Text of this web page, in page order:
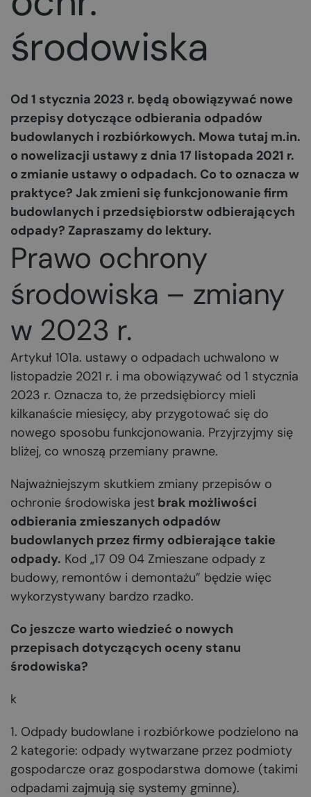
środowiska
Od 1 stycznia 2023 r. będą obowiązywać nowe
przepisy dotyczące odbierania odpadów
budowlanych i rozbiórkowych. Mowa tutaj m.in.
o nowelizacji ustawy z dnia 17 listopada 2021 r.
o zmianie ustawy o odpadach. Co to oznacza w
praktyce? Jak zmieni się funkcjonowanie firm
budowlanych i przedsiębiorstw odbierających
odpady? Zapraszamy do lektury.
Prawo ochrony
środowiska – zmiany
w 2023 r.
Artykuł 101a. ustawy o odpadach uchwalono w
listopadzie 2021 r. i ma obowiązywać od 1 stycznia
2023 r. Oznacza to, że przedsiębiorcy mieli
kilkanaście miesięcy, aby przygotować się do
nowego sposobu funkcjonowania. Przyjrzyjmy się
bliżej, co wnoszą przemiany prawne.
Najważniejszym skutkiem zmiany przepisów o
ochronie środowiska jest brak możliwości
odbierania zmieszanych odpadów
budowlanych przez firmy odbierające takie
odpady. Kod „17 09 04 Zmieszane odpady z
budowy, remontów i demontażu” będzie więc
wykorzystywany bardzo rzadko.
Co jeszcze warto wiedzieć o nowych
przepisach dotyczących oceny stanu
środowiska?
k
1. Odpady budowlane i rozbiórkowe podzielono na
2 kategorie: odpady wytwarzane przez podmioty
gospodarcze oraz gospodarstwa domowe (takimi
odpadami zajmują się systemy gminne).